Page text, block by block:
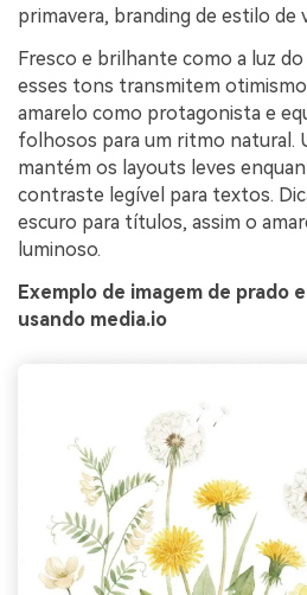
primavera, branding de estilo de
Fresco e brilhante como a luz
esses tons transmitem otimismo
amarelo como protagonista e
folhosos para um ritmo natural.
mantém os layouts leves
contraste legível para textos.
escuro para títulos, assim o
luminoso.
Exemplo de imagem de prado
usando media.io